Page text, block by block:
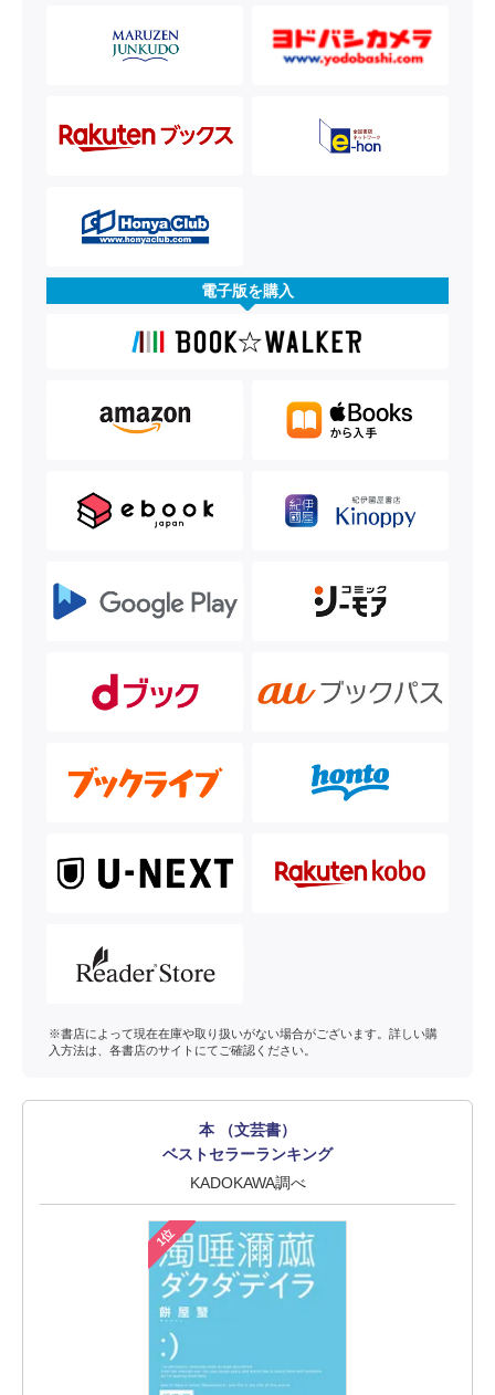
電子版を購入
※書店によって現在在庫や取り扱いがない場合がございます。詳しい購
入方法は、各書店のサイトにてご確認ください。
本 （文芸書）
ベストセラーランキング
KADOKAWA調べ
1位